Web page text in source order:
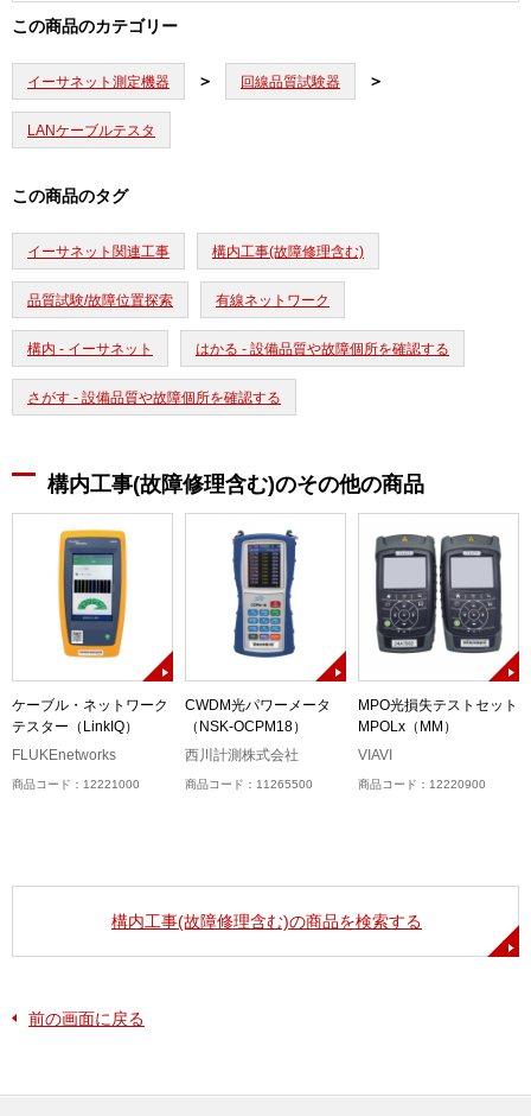
この商品のカテゴリー
イーサネット測定機器 回線品質試験器
LANケーブルテスタ
この商品のタグ
イーサネット関連工事 構内工事(故障修理含む)
品質試験/故障位置探索 有線ネットワーク
構内 - イーサネット はかる - 設備品質や故障個所を確認する
さがす - 設備品質や故障個所を確認する
構内工事(故障修理含む)のその他の商品
ケーブル・ネットワーク
テスター（LinkIQ）
FLUKEnetworks
商品コード：12221000
CWDM光パワーメータ
（NSK-OCPM18）
西川計測株式会社
商品コード：11265500
MPO光損失テストセット
MPOLx（MM）
VIAVI
商品コード：12220900
構内工事(故障修理含む)の商品を検索する
前の画面に戻る